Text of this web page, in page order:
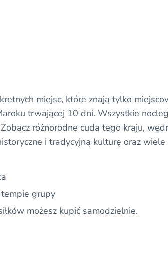
miejsc, które znają tylko
trwającej 10 dni. Wszystkie
różnorodne cuda tego kraju,
i tradycyjną kulturę oraz wiele
grupy
możesz kupić samodzielnie.